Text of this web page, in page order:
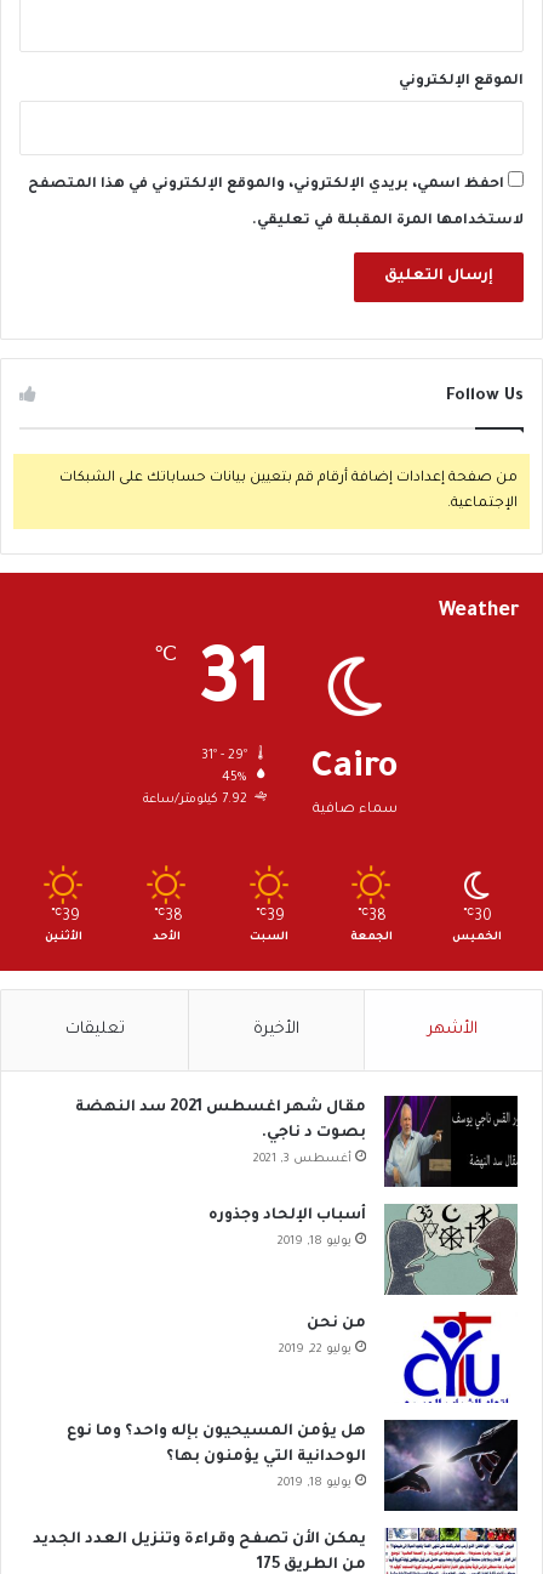
الموقع الإلكتروني
احفظ اسمي، بريدي الإلكتروني، والموقع الإلكتروني في هذا المتصفح
لاستخدامها المرة المقبلة في تعليقي.
Follow Us
من صفحة إعدادات إضافة أرقام قم بتعيين بيانات حساباتك على الشبكات
الإجتماعية.
Weather
Cairo
سماء صافية
31
℃
45%
7.92 كيلومتر/ساعة
30
℃
الخميس
38
℃
الجمعة
39
℃
السبت
38
℃
الأحد
39
℃
الأثنين
الأشهر الأخيرة تعليقات
مقال شهر اغسطس 2021 سد النهضة
بصوت د ناجي.
أغسطس 3, 2021
أسباب الإلحاد وجذوره
يوليو 18, 2019
من نحن
يوليو 22, 2019
هل يؤمن المسيحيون بإله واحد؟ وما نوع
الوحدانية التي يؤمنون بها؟
يوليو 18, 2019
يمكن الأن تصفح وقراءة وتنزيل العدد الجديد
من الطريق 175